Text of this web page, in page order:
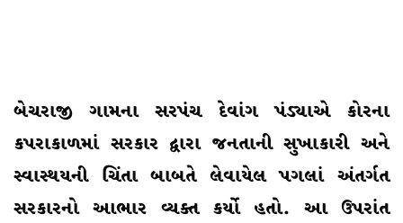
બેચરાજી ગામના સરપંચ દેવાંગ પંડ્યાએ કોરના
કપરાકાળમાં સરકાર દ્વારા જનતાનીસુખાકારી અને
સ્વાસ્થયની ચિંતા બાબતે લેવાયેલ પગલાં અંતર્ગત
સરકારનો આભાર વ્યક્ત કર્યો હતો. આ ઉપરાંત